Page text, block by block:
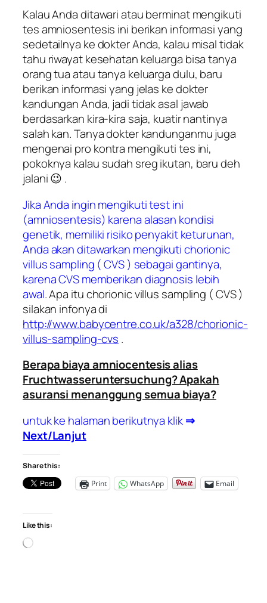
Kalau Anda ditawari atau berminat mengikuti
tes amniosentesis ini berikan informasi yang
sedetailnya ke dokter Anda, kalau misal tidak
tahu riwayat kesehatan keluarga bisa tanya
orang tua atau tanya keluarga dulu, baru
berikan informasi yang jelas ke dokter
kandungan Anda, jadi tidak asal jawab
berdasarkan kira-kira saja, kuatir nantinya
salah kan. Tanya dokter kandunganmu juga
mengenai pro kontra mengikuti tes ini,
pokoknya kalau sudah sreg ikutan, baru deh
jalani 😉 .
Jika Anda ingin mengikuti test ini
(amniosentesis) karena alasan kondisi
genetik, memiliki risiko penyakit keturunan,
Anda akan ditawarkan mengikuti chorionic
villus sampling ( CVS ) sebagai gantinya,
karena CVS memberikan diagnosis lebih
awal. Apa itu chorionic villus sampling ( CVS )
silakan infonya di
http://www.babycentre.co.uk/a328/chorionic-
villus-sampling-cvs .
Berapa biaya amniocentesis alias
Fruchtwasseruntersuchung? Apakah
asuransi menanggung semua biaya?
untuk ke halaman berikutnya klik⇒
Next/Lanjut
Share this:
Print
WhatsApp Email
Like this:
Loading…